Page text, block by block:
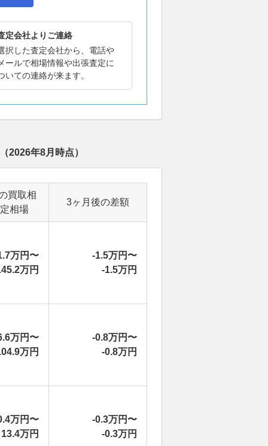
定会社よりご連絡
択した査定会社から、電話や
ールで相場情報や出張査定に
いての連絡が来ます。
（2026年8月 時点）
買取相
相場
3ヶ月後の差額
万円〜
万円
-1.5万円〜
-1.5万円
万円〜
万円
-0.8万円〜
-0.8万円
万円〜
13.4万円
-0.3万円〜
-0.3万円